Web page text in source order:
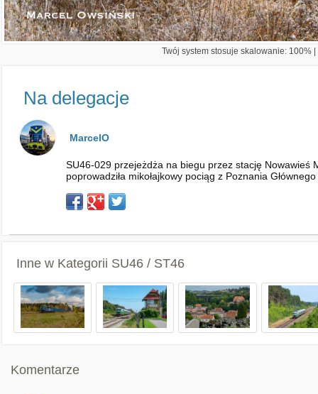
Twój system stosuje skalowanie: 100%
Na delegacje
MarcelO
SU46-029 przejeżdża na biegu przez stację Nowawieś
poprowadziła mikołajkowy pociąg z Poznania
Inne w Kategorii SU46 / ST46
Komentarze